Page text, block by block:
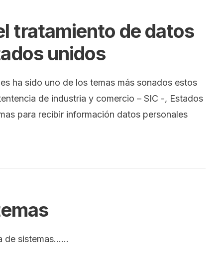
tratamiento de datos
unidos
ha sido uno de los temas más sonados estos
de industria y comercio – SIC -, Estados
para recibir información datos personales
de sistemas…...